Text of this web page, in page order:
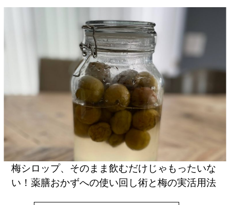
梅シロップ、そのまま飲むだけじゃもったいな
い！薬膳おかずへの使い回し術と梅の実活用法